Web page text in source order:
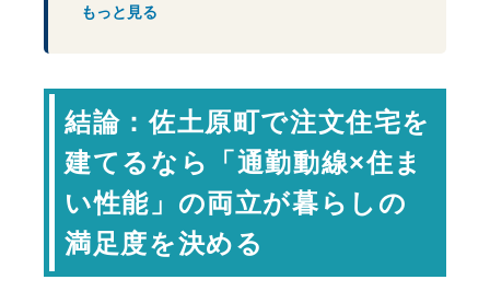
家族構成に合わせた柔軟な間取り
佐土原町で意識したい家づくり
の視点
土地選びと建物設計はセットで考える
専門家コメント
もっと見る
結論：佐土原町で注文住宅を
建てるなら「通勤動線×住ま
い性能」の両立が暮らしの
満足度を決める